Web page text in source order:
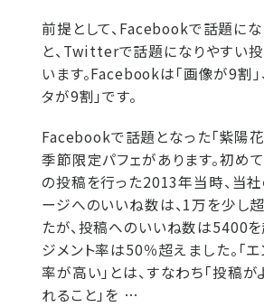
前提として、Facebookで話題に
と、Twitterで話題になりやすい投
います。Facebookは「画像が9割
タが9割」です。
Facebookで話題となった「紫陽花
季節限定パフェがあります。初め
の投稿を行った2013年当時、当
ージへのいいね数は、1万を少し
たが、投稿へのいいね数は5400を
ジメント率は50％超えました。「
率が高い」とは、すなわち「投稿が
れること」を …